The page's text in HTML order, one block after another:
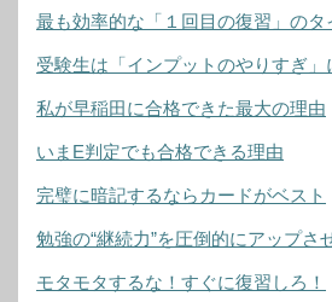
最も効率的な「１回目の復習」のタ
受験生は「インプットのやりすぎ」
私が早稲田に合格できた最大の理由
いまE判定でも合格できる理由
完璧に暗記するならカードがベスト
勉強の“継続力”を圧倒的にアップさ
モタモタするな！すぐに復習しろ！